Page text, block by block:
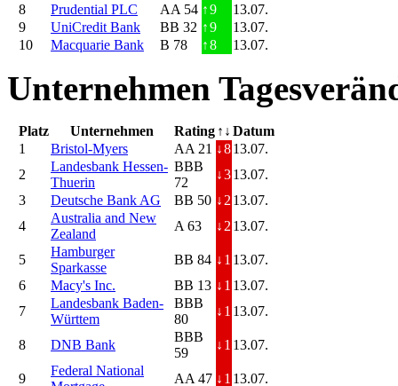
8
Prudential PLC AA 54 ↑9
13.07.
9
UniCredit Bank BB 32 ↑9
13.07.
10
Macquarie Bank B 78 ↑8 13.07.
Unternehmen
Platz Unternehmen Rating ↑↓ Datum
1
Bristol-Myers AA 21 ↓813.07.
2
Landesbank Hessen-
Thuerin
BBB
72
↓313.07.
3
Deutsche Bank AG BB 50 ↓ 2 13.07.
4
Australia and New
Zealand
A 63 ↓ 2 13.07.
5
Hamburger
Sparkasse
BB 84 ↓ 1 13.07.
6
Macy's Inc. BB 13 ↓ 1 13.07.
7
Landesbank Baden-
Württem
BBB
80
↓ 1 13.07.
8 DNB Bank
BBB
59
↓ 1 13.07.
9
Federal National
AA 47 ↓ 1 13.07.